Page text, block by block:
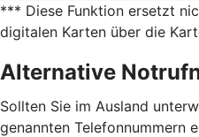
*** Diese Funktion ersetzt
digitalen Karten über die
Alternative
Sollten Sie im Ausland
genannten Telefonnummern